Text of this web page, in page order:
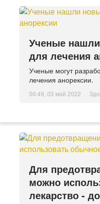
Ученые
для лечения
Ученые могут
лечения анорексии.
06:49, 03 май 2022
Для
можно
лекарство -